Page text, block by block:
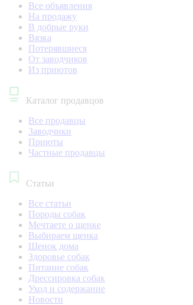
Все объявления
На продажу
В добрые руки
Вязка
Потерявшиеся
От заводчиков
Из приютов
Каталог продавцов
Все продавцы
Заводчики
Приюты
Частные продавцы
Статьи
Все статьи
Породы собак
Мечтаете о щенке
Выбираем щенка
Щенок дома
Здоровье собак
Питание собак
Дрессировка собак
Уход и содержание
Новости